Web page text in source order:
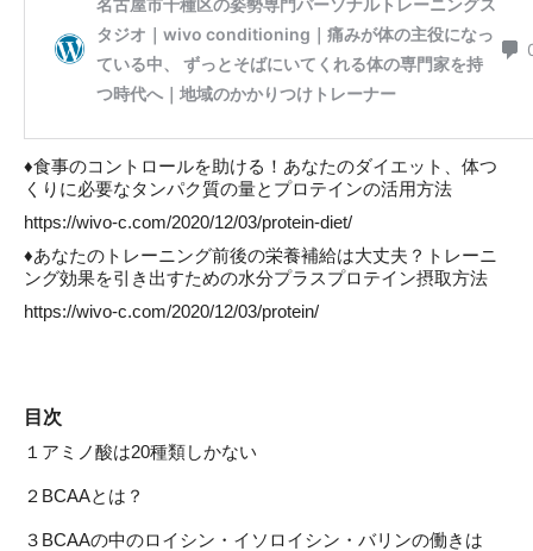
♦食事のコントロールを助ける！あなたのダイエット、体つ
くりに必要なタンパク質の量とプロテインの活用方法
https://wivo-c.com/2020/12/03/protein-diet/
♦あなたのトレーニング前後の栄養補給は大丈夫？トレーニ
ング効果を引き出すための水分プラスプロテイン摂取方法
https://wivo-c.com/2020/12/03/protein/
目次
１アミノ酸は20種類しかない
２BCAAとは？
３BCAAの中のロイシン・イソロイシン・バリンの働きは